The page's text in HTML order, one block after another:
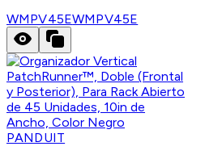
WMPV45EWMPV45E
PANDUIT